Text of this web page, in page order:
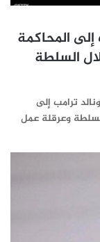
المحاكمة
السلطة
ترامب إلى
وعرقلة عمل